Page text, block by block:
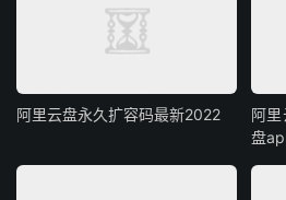
阿里云盘永久扩容码最新2022
阿
盘